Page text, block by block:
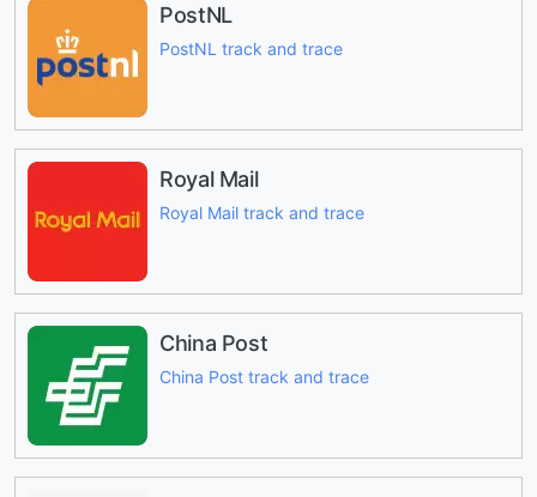
PostNL
PostNL track and trace
Royal Mail
Royal Mail track and trace
China Post
China Post track and trace